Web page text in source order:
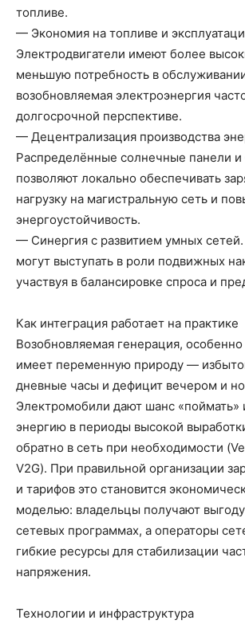
топливе.
— Экономия на топливе и
Электродвигатели имеют более
меньшую потребность в
возобновляемая электроэнергия
долгосрочной перспективе.
— Децентрализация производства
Распределённые солнечные панели и
позволяют локально обеспечивать
нагрузку на магистральную сеть и
энергоустойчивость.
— Синергия с развитием умных
могут выступать в роли подвижных
участвуя в балансировке спроса и
Как интеграция работает на практике
Возобновляемая генерация,
имеет переменную природу —
дневные часы и дефицит вечером и
Электромобили дают шанс «поймать»
энергию в периоды высокой
обратно в сеть при необходимости
V2G). При правильной организации
и тарифов это становится
моделью: владельцы получают выгоду
сетевых программах, а операторы
гибкие ресурсы для стабилизации
напряжения.
Технологии и инфраструктура